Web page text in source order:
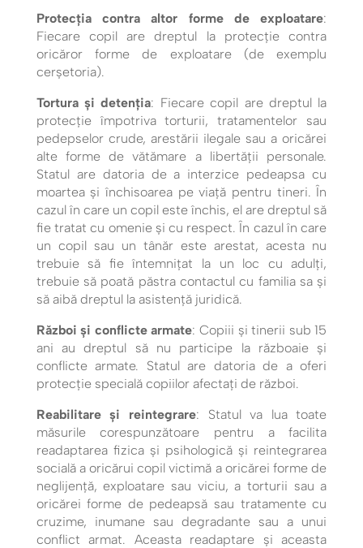
Protecția contra altor forme de exploatare:
Fiecare copil are dreptul la protecție contra
oricăror forme de exploatare (de exemplu
cerșetoria).
Tortura și detenția: Fiecare copil are dreptul la
protecție împotriva torturii, tratamentelor sau
pedepselor crude, arestării ilegale sau a oricărei
alte forme de vătămare a libertății personale.
Statul are datoria de a interzice pedeapsa cu
moartea și închisoarea pe viață pentru tineri. În
cazul în care un copil este închis, el are dreptul să
fie tratat cu omenie și cu respect. În cazul în care
un copil sau un tânăr este arestat, acesta nu
trebuie să fie întemnițat la un loc cu adulți,
trebuie să poată păstra contactul cu familia sa și
să aibă dreptul la asistență juridică.
Război și conflicte armate: Copiii și tinerii sub 15
ani au dreptul să nu participe la războaie și
conflicte armate. Statul are datoria de a oferi
protecție specială copiilor afectați de război.
Reabilitare și reintegrare: Statul va lua toate
măsurile corespunzătoare pentru a facilita
readaptarea fizica şi psihologică şi reintegrarea
socială a oricărui copil victimă a oricărei forme de
neglijenţă, exploatare sau viciu, a torturii sau a
oricărei forme de pedeapsă sau tratamente cu
cruzime, inumane sau degradante sau a unui
conflict armat. Aceasta readaptare şi aceasta